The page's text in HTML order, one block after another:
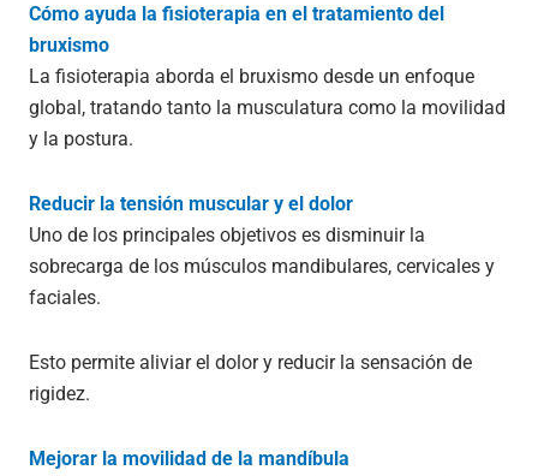
Cómo ayuda la fisioterapia en el tratamiento del
bruxismo
La fisioterapia aborda el bruxismo desde un enfoque
global, tratando tanto la musculatura como la movilidad
y la postura.
Reducir la tensión muscular y el dolor
Uno de los principales objetivos es disminuir la
sobrecarga de los músculos mandibulares, cervicales y
faciales.
Esto permite aliviar el dolor y reducir la sensación de
rigidez.
Mejorar la movilidad de la mandíbula